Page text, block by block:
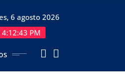
6 agosto 2026
4:12:44 PM